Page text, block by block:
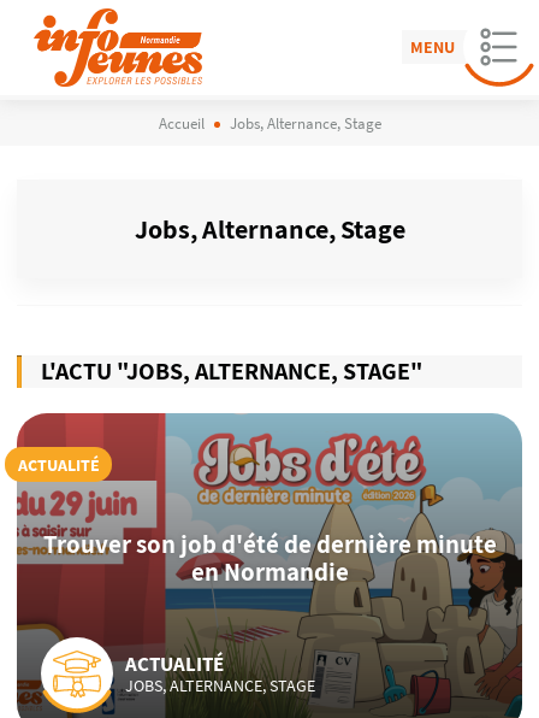
MENU
Accueil Jobs, Alternance, Stage
Jobs, Alternance, Stage
L'ACTU "JOBS, ALTERNANCE, STAGE"
ACTUALITÉ
Trouver son job d'été de dernière minute
en Normandie
ACTUALITÉ
JOBS, ALTERNANCE, STAGE